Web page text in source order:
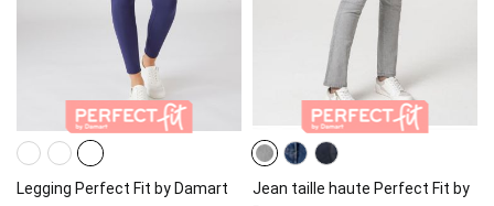
Legging Perfect Fit by Damart
Jean taille haute Perfect Fit by